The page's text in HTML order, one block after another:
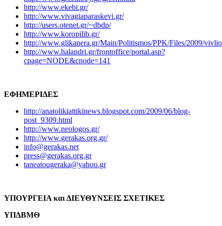
http://www.ekebi.gr/
http://www.vivagiaparaskevi.gr/
http://users.otenet.gr/~dbdp/
http://www.koropilib.gr/
http://www.glikanera.gr/Main/Politismos/PPK/Files/2009/
http://www.halandri.gr/frontoffice/portal.asp?
cpage=NODE&cnode=141
ΕΦΗΜΕΡΙΔΕΣ
http://anatolikiattikinews.blogspot.com/2009/06/blog-
post_9309.html
http://www.neologos.gr/
http://www.gerakas.org.gr/
info@gerakas.net
press@gerakas.org.gr
taneatougeraka@yahoo.gr
ΥΠΟΥΡΓΕΙΑ και ΔΙΕΥΘΥΝΣΕΙΣ ΣΧΕΤΙΚΕΣ
ΥΠΔΒΜΘ